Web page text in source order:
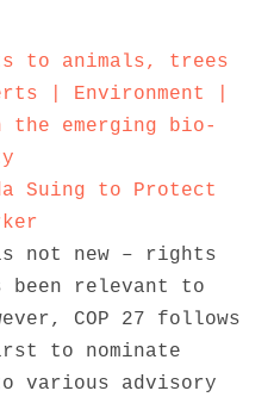
to animals, trees
| Environment |
the emerging bio-
Suing to Protect
not new – rights
been relevant to
COP 27 follows
to nominate
various advisory